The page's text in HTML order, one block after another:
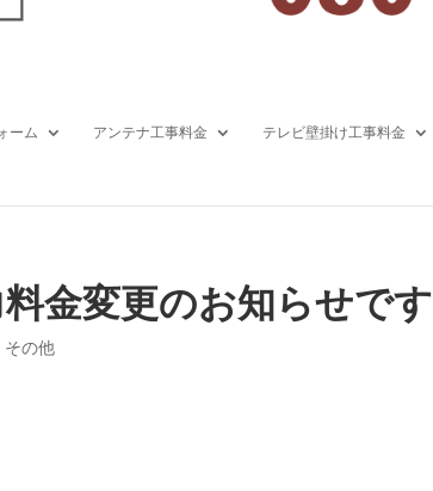
ーム アンテナ工事料金 テレビ壁掛け工事料金
金変更のお知らせです
その他